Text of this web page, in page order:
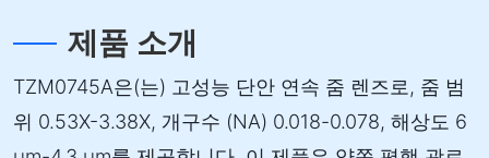
제품 소개
TZM0745A은(는) 고성능 단안 연속 줌 렌즈로, 줌 범
위 0.53X-3.38X, 개구수 (NA) 0.018-0.078, 해상도 6